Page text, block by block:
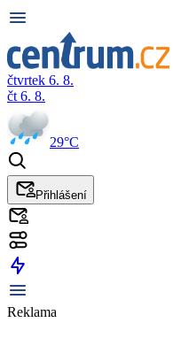
čtvrtek 6. 8.
čt 6. 8.
29°C
Přihlášení
Reklama